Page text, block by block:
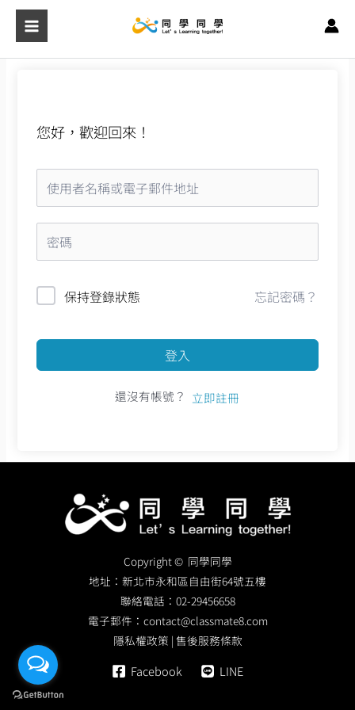
您好，歡迎回來！
保持登錄狀態 忘記密碼？
登入
還沒有帳號？ 立即註冊
Copyright © 同學同學
地址： 新北市永和區自由街64號五樓
聯絡電話： 02-29456658
電子郵件： contact@classmate8.com
隱私權政策 | 售後服務條款
Facebook LINE